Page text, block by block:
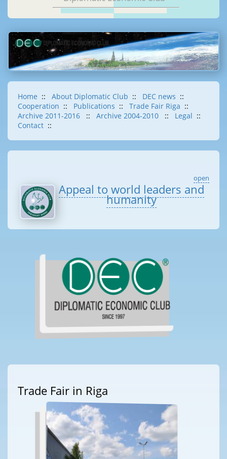
Home :: About Diplomatic Club :: DEC news ::
Cooperation :: Publications :: Trade Fair Riga ::
Archive 2011-2016
:: Archive 2004-2010 :: Legal ::
Contact ::
open
Appeal to world leaders and
humanity
Trade Fair in Riga